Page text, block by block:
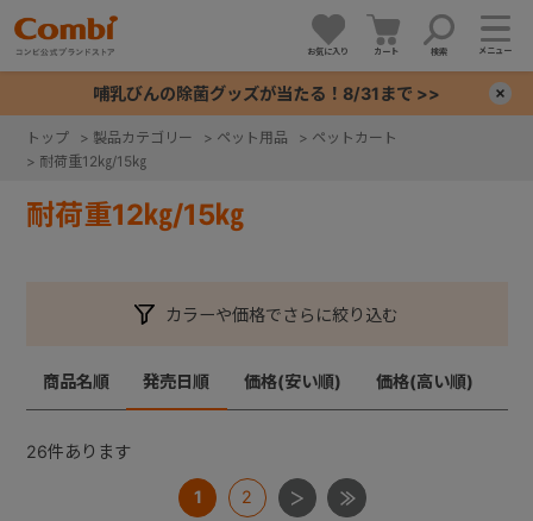
お気に入り カート 検索 メニュー
哺乳びんの除菌グッズが当たる！8/31まで >>
トップ > 製品カテゴリー > ペット用品 > ペットカート
> 耐荷重12㎏/15㎏
耐荷重12㎏/15㎏
カラーや価格でさらに絞り込む
商品名順 発売日順 価格(安い順) 価格(高い順)
26件あります
1 2